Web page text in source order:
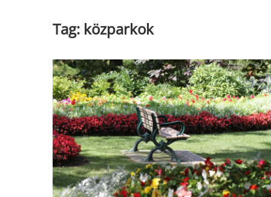
Tag: közparkok